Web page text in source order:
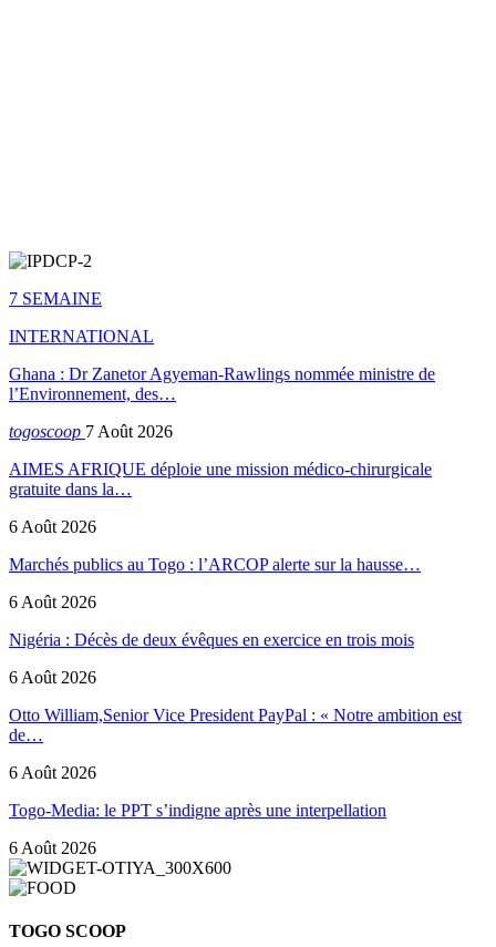
7 SEMAINE
INTERNATIONAL
Ghana : Dr Zanetor Agyeman-Rawlings nommée ministre de
l’Environnement, des…
togoscoop 7 Août 2026
AIMES AFRIQUE déploie une mission médico-chirurgicale
gratuite dans la…
6 Août 2026
Marchés publics au Togo : l’ARCOP alerte sur la hausse…
6 Août 2026
Nigéria : Décès de deux évêques en exercice en trois mois
6 Août 2026
Otto William,Senior Vice President PayPal : « Notre ambition est
de…
6 Août 2026
Togo-Media: le PPT s’indigne après une interpellation
6 Août 2026
TOGO SCOOP